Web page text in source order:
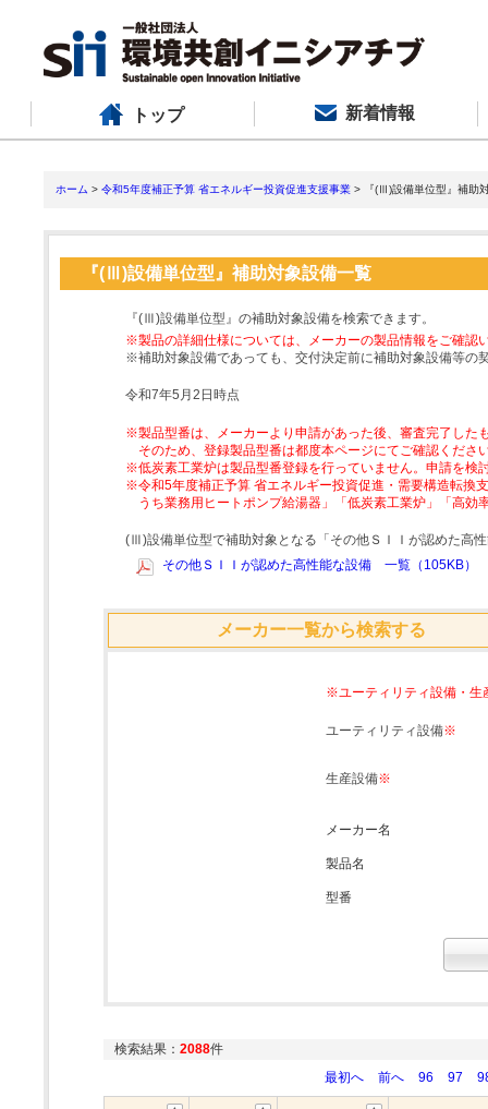
トップ 新着情報
ホーム > 令和5年度補正予算 省エネルギー投資促進支援事業 > 『(Ⅲ)設備単位型』補助
『(Ⅲ)設備単位型』補助対象設備一覧
『(Ⅲ)設備単位型』の補助対象設備を検索できます。
※製品の詳細仕様については、メーカーの製品情報をご確認
※補助対象設備であっても、交付決定前に補助対象設備等の
令和7年5月2日時点
※製品型番は、メーカーより申請があった後、審査完了した
そのため、登録製品型番は都度本ページにてご確認くださ
※低炭素工業炉は製品型番登録を行っていません。申請を検
※令和5年度補正予算 省エネルギー投資促進・需要構造転換
うち業務用ヒートポンプ給湯器」「低炭素工業炉」「高
(Ⅲ)設備単位型で補助対象となる「その他ＳＩＩが認めた高
その他ＳＩＩが認めた高性能な設備 一覧（105KB）
メーカー一覧から検索する
※ユーティリティ設備・生
ユーティリティ設備※
生産設備※
メーカー名
製品名
型番
検索結果： 2088件
最初へ
前へ 96 97